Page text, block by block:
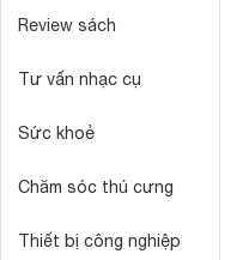
Review sách
Tư vấn nhạc cụ
Sức khoẻ
Chăm sóc thú cưng
Thiết bị công nghiệp